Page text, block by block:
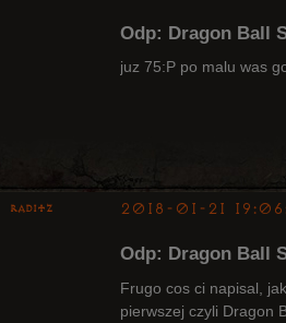
Odp: Dragon Ball
juz 75:P po malu was
Raditz 2018-01-21
Odp: Dragon Ball
Frugo cos ci napisal,
pierwszej czyli Dragon